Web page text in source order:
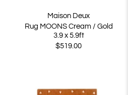
Maison Deux
Rug MOONS Cream / Gold
3.9 x 5.9ft
$519.00